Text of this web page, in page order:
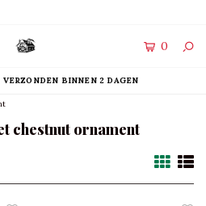
0
BINNEN 2 DAGEN
chestnut ornament